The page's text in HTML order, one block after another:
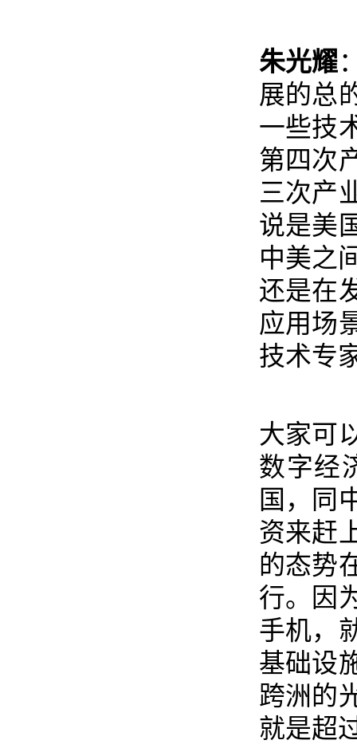
朱光耀
展的总
一些技
第四次
三次产
说是美
中美之
还是在
应用场
技术专
大家可
数字经
国，同
资来赶
的态势
行。因
手机，
基础设
跨洲的
就是超